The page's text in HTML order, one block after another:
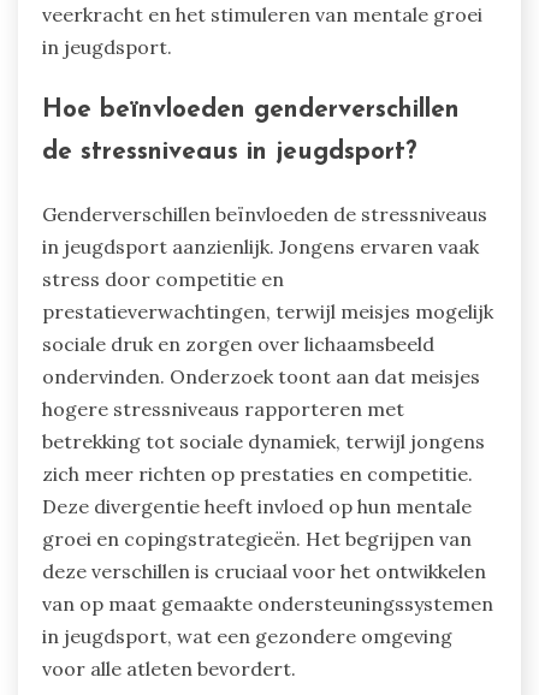
veerkracht en het stimuleren van mentale groei
in jeugdsport.
Hoe beïnvloeden genderverschillen
de stressniveaus in jeugdsport?
Genderverschillen beïnvloeden de stressniveaus
in jeugdsport aanzienlijk. Jongens ervaren vaak
stress door competitie en
prestatieverwachtingen, terwijl meisjes mogelijk
sociale druk en zorgen over lichaamsbeeld
ondervinden. Onderzoek toont aan dat meisjes
hogere stressniveaus rapporteren met
betrekking tot sociale dynamiek, terwijl jongens
zich meer richten op prestaties en competitie.
Deze divergentie heeft invloed op hun mentale
groei en copingstrategieën. Het begrijpen van
deze verschillen is cruciaal voor het ontwikkelen
van op maat gemaakte ondersteuningssystemen
in jeugdsport, wat een gezondere omgeving
voor alle atleten bevordert.